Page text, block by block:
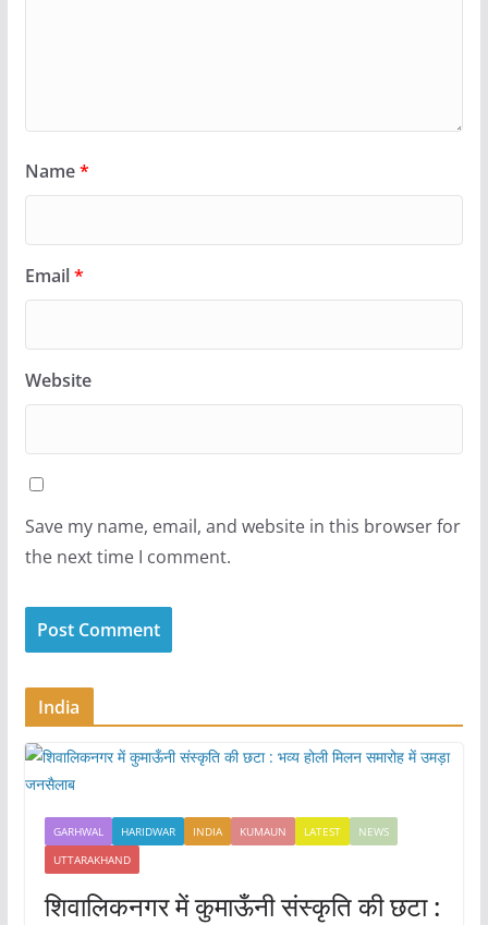
Name*
Email*
Website
Save my name, email, and website in this browser for
the next time I comment.
India
GARHWAL HARIDWAR INDIA KUMAUN LATEST
NEWS
UTTARAKHAND
शिवालिकनगर में कुमाऊँनी संस्कृति की छटा :